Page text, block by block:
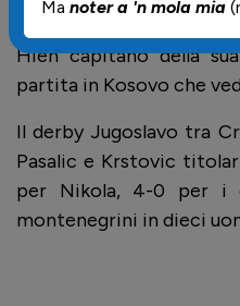
rocambolesca,
Hien capitano della
partita in Kosovo che
Il derby Jugoslavo tra
Pasalic e Krstovic
per Nikola, 4-0 per i
montenegrini in dieci
Ma noter a 'n mola mia